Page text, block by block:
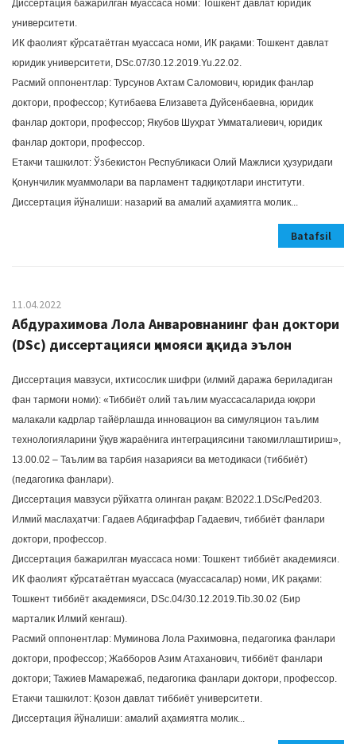
Диссертация бажарилган муассаса номи: Тошкент давлат юридик
университети.
ИК фаолият кўрсатаётган муассаса номи, ИК рақами: Тошкент давлат
юридик университети, DSc.07/30.12.2019.Yu.22.02.
Расмий оппонентлар: Турсунов Ахтам Саломович, юридик фанлар
доктори, профессор; Кутибаева Елизавета Дуйсенбаевна, юридик
фанлар доктори, профессор; Якубов Шуҳрат Умматалиевич, юридик
фанлар доктори, профессор.
Етакчи ташкилот: Ўзбекистон Республикаси Олий Мажлиси ҳузуридаги
Қонунчилик муаммолари ва парламент тадқиқотлари институти.
Диссертация йўналиши: назарий ва амалий аҳамиятга молик...
Batafsil
11.04.2022
Абдурахимова Лола Анваровнанинг фан доктори
(DSc) диссертацияси ҳимояси ҳақида эълон
Диссертация мавзуси, ихтисослик шифри (илмий даража бериладиган
фан тармоғи номи): «Тиббиёт олий таълим муассасаларида юқори
малакали кадрлар тайёрлашда инновацион ва симуляцион таълим
технологияларини ўқув жараёнига интеграциясини такомиллаштириш»,
13.00.02 – Таълим ва тарбия назарияси ва методикаси (тиббиёт)
(педагогика фанлари).
Диссертация мавзуси рўйхатга олинган рақам: В2022.1.DSc/Ped203.
Илмий маслаҳатчи: Гадаев Абдиғаффар Гадаевич, тиббиёт фанлари
доктори, профессор.
Диссертация бажарилган муассаса номи: Тошкент тиббиёт академияси.
ИК фаолият кўрсатаётган муассаса (муассасалар) номи, ИК рақами:
Тошкент тиббиёт академияси, DSc.04/30.12.2019.Tib.30.02 (Бир
марталик Илмий кенгаш).
Расмий оппонентлар: Муминова Лола Рахимовна, педагогика фанлари
доктори, профессор; Жабборов Азим Атаханович, тиббиёт фанлари
доктори; Тажиев Мамарежаб, педагогика фанлари доктори, профессор.
Етакчи ташкилот: Қозон давлат тиббиёт университети.
Диссертация йўналиши: амалий аҳамиятга молик...